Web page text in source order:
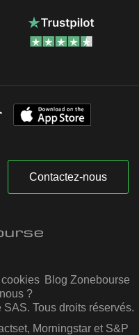
Contactez-nous
Blog Zonebourse
?
Tous droits réservés.
Morningstar et S&P